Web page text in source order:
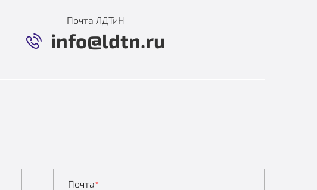
Почта ЛДТиН
info@ldtn.ru
Почта*